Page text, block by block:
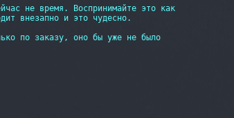
не время. Воспринимайте это как
внезапно и это чудесно.
по заказу, оно бы уже не было